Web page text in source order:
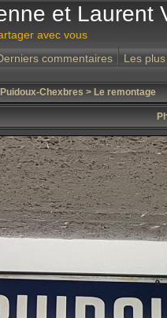
et Laurent
avec vous
commentaires Les
Chexbres > Le remontage